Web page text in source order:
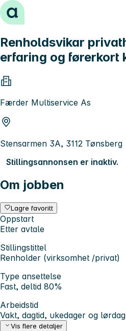
Hopp til innhold
Renholdsvikar
erfaring og førerkort
Færder Multiservice As
Stensarmen 3A, 3112 Tønsberg
Stillingsannonsen er inaktiv.
Om jobben
Lagre favoritt
Oppstart
Etter avtale
Stillingstittel
Renholder (virksomhet /privat)
Type ansettelse
Fast, deltid 80%
Arbeidstid
Vakt, dagtid, ukedager og lørdag
Vis flere detaljer